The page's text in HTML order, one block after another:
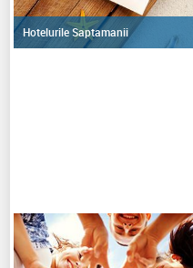
Hotelurile Saptamanii